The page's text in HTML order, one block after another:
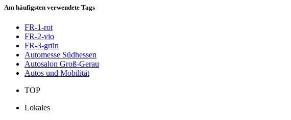
Am häufigsten verwendete Tags
FR-1-rot
FR-2-vio
FR-3-grün
Automesse Südhessen
Autosalon Groß-Gerau
Autos und Mobilität
TOP
Lokales